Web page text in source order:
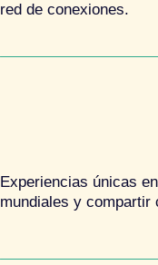
red de conexiones.
Experiencias únicas
mundiales y compartir